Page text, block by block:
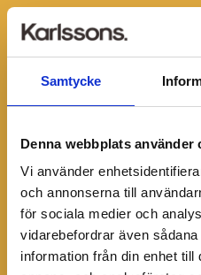
Samtycke
Denna webbplats använder
Vi använder
och annonserna till
för sociala medier och
vidarebefordrar även
information från din enhet till